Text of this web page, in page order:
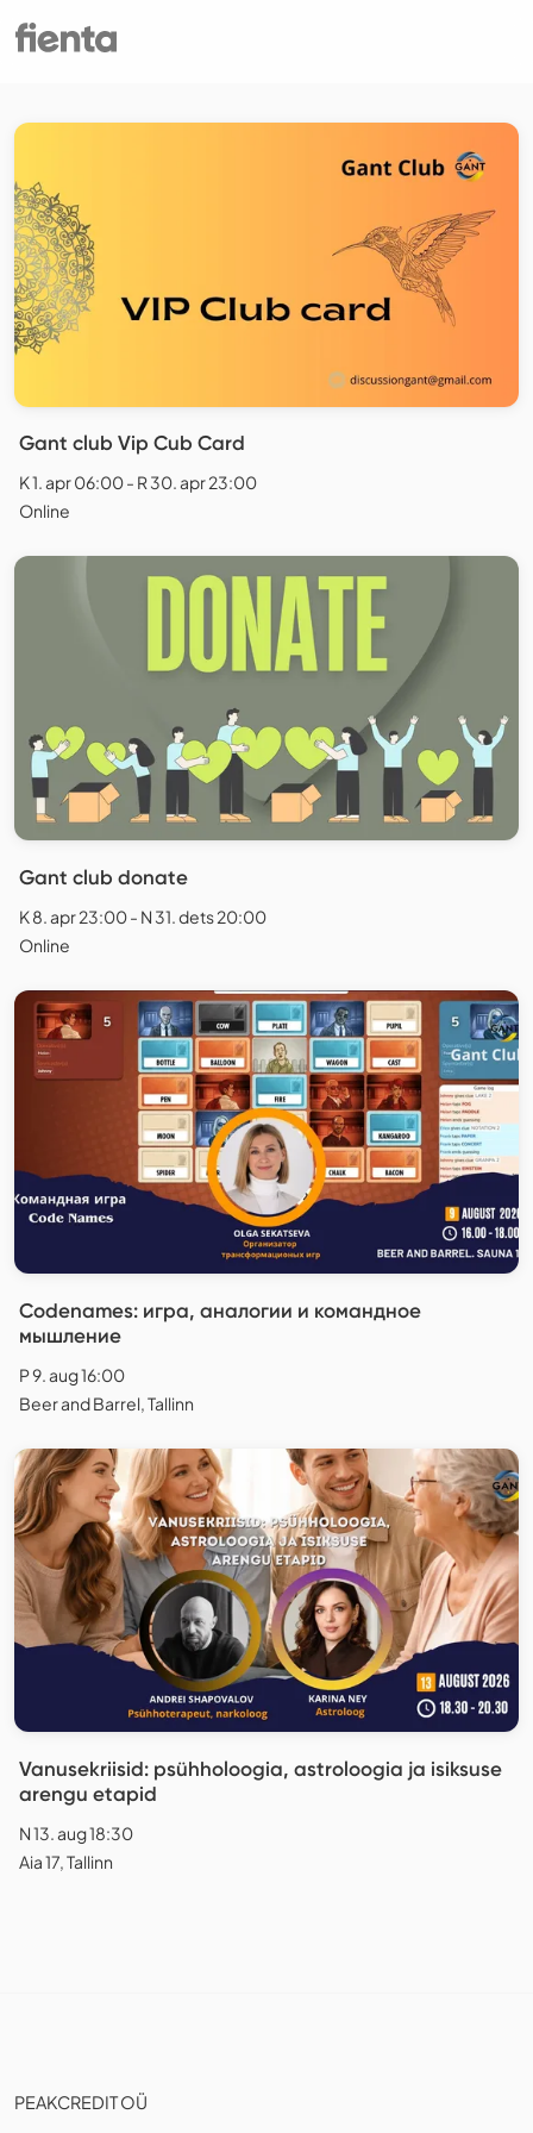
Gant club Vip Cub Card
K 1. apr 06:00 - R 30. apr 23:00
Online
Gant club donate
K 8. apr 23:00 - N 31. dets 20:00
Online
Codenames: игра, аналогии и командное
мышление
P 9. aug 16:00
Beer and Barrel, Tallinn
Vanusekriisid: psühholoogia, astroloogia ja isiksuse
arengu etapid
N 13. aug 18:30
Aia 17, Tallinn
PEAKCREDIT OÜ